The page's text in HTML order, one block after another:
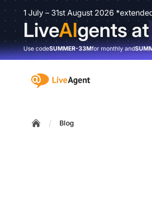
1 July – 31st August 2026
LiveAIgents at
Use codeSUMMER-33Mfor monthly and
:site.title
/ Blog